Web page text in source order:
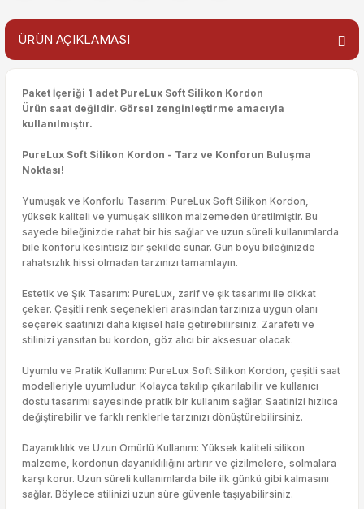
ÜRÜN AÇIKLAMASI
Paket İçeriği 1 adet PureLux Soft Silikon Kordon
Ürün saat değildir. Görsel zenginleştirme amacıyla
kullanılmıştır.
PureLux Soft Silikon Kordon - Tarz ve Konforun Buluşma
Noktası!
Yumuşak ve Konforlu Tasarım: PureLux Soft Silikon Kordon,
yüksek kaliteli ve yumuşak silikon malzemeden üretilmiştir. Bu
sayede bileğinizde rahat bir his sağlar ve uzun süreli kullanımlarda
bile konforu kesintisiz bir şekilde sunar. Gün boyu bileğinizde
rahatsızlık hissi olmadan tarzınızı tamamlayın.
Estetik ve Şık Tasarım: PureLux, zarif ve şık tasarımı ile dikkat
çeker. Çeşitli renk seçenekleri arasından tarzınıza uygun olanı
seçerek saatinizi daha kişisel hale getirebilirsiniz. Zarafeti ve
stilinizi yansıtan bu kordon, göz alıcı bir aksesuar olacak.
Uyumlu ve Pratik Kullanım: PureLux Soft Silikon Kordon, çeşitli saat
modelleriyle uyumludur. Kolayca takılıp çıkarılabilir ve kullanıcı
dostu tasarımı sayesinde pratik bir kullanım sağlar. Saatinizi hızlıca
değiştirebilir ve farklı renklerle tarzınızı dönüştürebilirsiniz.
Dayanıklılık ve Uzun Ömürlü Kullanım: Yüksek kaliteli silikon
malzeme, kordonun dayanıklılığını artırır ve çizilmelere, solmalara
karşı korur. Uzun süreli kullanımlarda bile ilk günkü gibi kalmasını
sağlar. Böylece stilinizi uzun süre güvenle taşıyabilirsiniz.